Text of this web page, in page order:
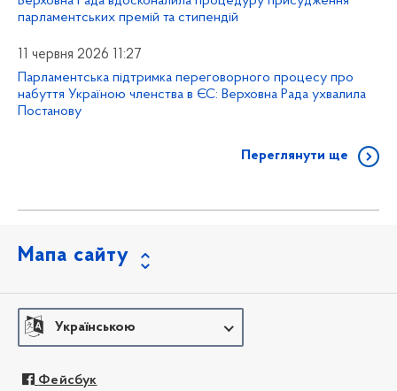
парламентських премій та стипендій
11 червня 2026 11:27
Парламентська підтримка переговорного процесу про
набуття Україною членства в ЄС: Верховна Рада ухвалила
Постанову
Переглянути ще
Мапа сайту
Українською
Фейсбук